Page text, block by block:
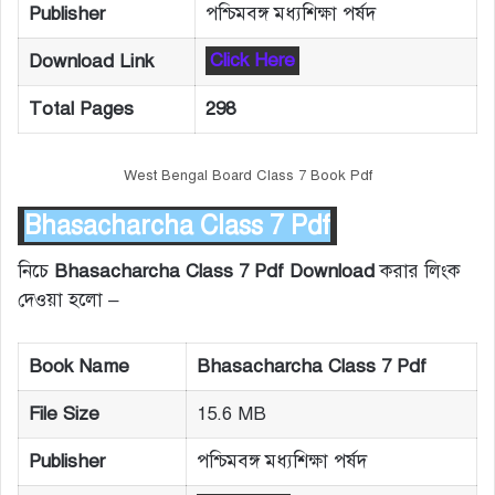
Publisher পশ্চিমবঙ্গ মধ্যশিক্ষা পর্ষদ
Download Link Click Here
Total Pages 298
West Bengal Board Class 7 Book Pdf
Bhasacharcha Class 7 Pdf
নিচে Bhasacharcha Class 7 Pdf Downloadকরার লিংক
দেওয়া হলো –
Book Name Bhasacharcha Class 7 Pdf
File Size 15.6 MB
Publisher পশ্চিমবঙ্গ মধ্যশিক্ষা পর্ষদ